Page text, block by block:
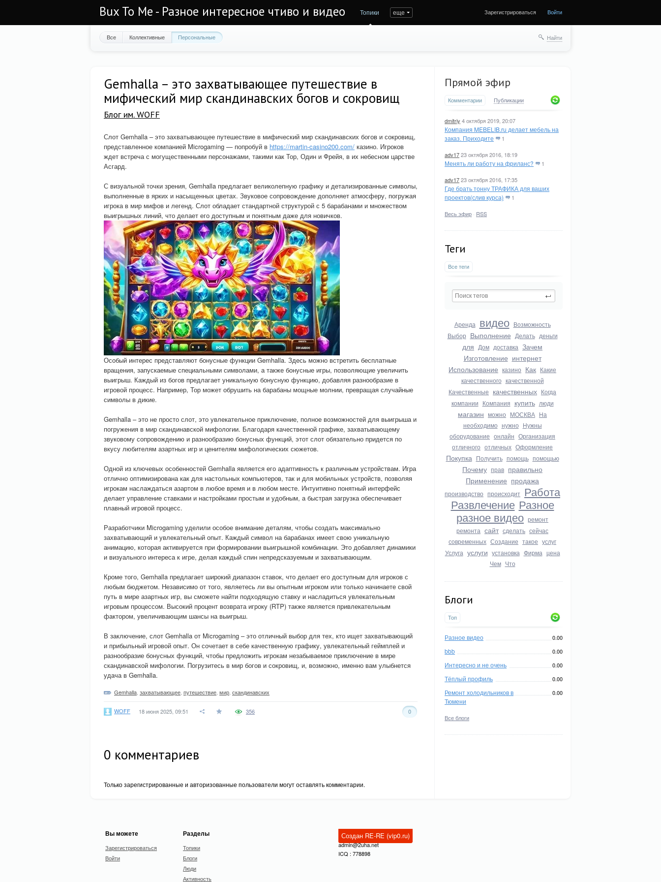
Bux To Me - Разное интересное чтиво и видео Топики еще Зарегистрироваться Войти
Все Коллективные Персональные Найти
Прямой эфир
Комментарии Публикации
dmitriy 4 октября 2019, 20:07
Компания MEBELIB.ru делает мебель на
заказ. Приходите
1
adv1723 октября 2016, 18:19
Менять ли работу на фриланс? 1
adv1723 октября 2016, 17:35
Где брать тонну ТРАФИКА для ваших
проектов(слив курса)
1
Весь эфир · RSS
Теги
Все теги
Аренда видео Возможность
Выбор Выполнение Делать деньги
для Дом доставка Зачем
Изготовление интернет
Использование казино Как Какие
качественного качественной
Качественные качественных Когда
компании Компания купить люди
магазин можно МОСКВА На
необходимо нужно Нужны
оборудование онлайн Организация
отличного отличных Оформление
Покупка Получить помощь помощью
Почему прав правильно
Применение продажа
производство происходит Работа
Развлечение Разное
разное видео ремонт
ремонта сайт сделать сейчас
современных Создание такое услуг
Услуга услуги установка Фирма цена
Чем Что
Блоги
Топ
Разное видео 0.00
bbb 0.00
Интересно и не очень 0.00
Тёплый профиль 0.00
Ремонт холодильников в
Тюмени
0.00
Все блоги
Gemhalla – это захватывающее путешествие в
мифический мир скандинавских богов и сокровищ
Блог им. WOFF
Слот Gemhalla – это захватывающее путешествие в мифический мир скандинавских богов и сокровищ,
представленное компанией Microgaming — попробуй в https://martin-casino200.com/ казино. Игроков
ждет встреча с могущественными персонажами, такими как Тор, Один и Фрейя, в их небесном царстве
Асгард.
С визуальной точки зрения, Gemhalla предлагает великолепную графику и детализированные символы,
выполненные в ярких и насыщенных цветах. Звуковое сопровождение дополняет атмосферу, погружая
игрока в мир мифов и легенд. Слот обладает стандартной структурой с 5 барабанами и множеством
выигрышных линий, что делает его доступным и понятным даже для новичков.
Особый интерес представляют бонусные функции Gemhalla. Здесь можно встретить бесплатные
вращения, запускаемые специальными символами, а также бонусные игры, позволяющие увеличить
выигрыш. Каждый из богов предлагает уникальную бонусную функцию, добавляя разнообразие в
игровой процесс. Например, Тор может обрушить на барабаны мощные молнии, превращая случайные
символы в дикие.
Gemhalla – это не просто слот, это увлекательное приключение, полное возможностей для выигрыша и
погружения в мир скандинавской мифологии. Благодаря качественной графике, захватывающему
звуковому сопровождению и разнообразию бонусных функций, этот слот обязательно придется по
вкусу любителям азартных игр и ценителям мифологических сюжетов.
Одной из ключевых особенностей Gemhalla является его адаптивность к различным устройствам. Игра
отлично оптимизирована как для настольных компьютеров, так и для мобильных устройств, позволяя
игрокам наслаждаться азартом в любое время и в любом месте. Интуитивно понятный интерфейс
делает управление ставками и настройками простым и удобным, а быстрая загрузка обеспечивает
плавный игровой процесс.
Разработчики Microgaming уделили особое внимание деталям, чтобы создать максимально
захватывающий и увлекательный опыт. Каждый символ на барабанах имеет свою уникальную
анимацию, которая активируется при формировании выигрышной комбинации. Это добавляет динамики
и визуального интереса к игре, делая каждый спин непредсказуемым и захватывающим.
Кроме того, Gemhalla предлагает широкий диапазон ставок, что делает его доступным для игроков с
любым бюджетом. Независимо от того, являетесь ли вы опытным игроком или только начинаете свой
путь в мире азартных игр, вы сможете найти подходящую ставку и насладиться увлекательным
игровым процессом. Высокий процент возврата игроку (RTP) также является привлекательным
фактором, увеличивающим шансы на выигрыш.
В заключение, слот Gemhalla от Microgaming – это отличный выбор для тех, кто ищет захватывающий
и прибыльный игровой опыт. Он сочетает в себе качественную графику, увлекательный геймплей и
разнообразие бонусных функций, чтобы предложить игрокам незабываемое приключение в мире
скандинавской мифологии. Погрузитесь в мир богов и сокровищ, и, возможно, именно вам улыбнется
удача в Gemhalla.
Gemhalla захватывающее путешествие мир скандинавских
WOFF 18 июня 2025, 09:51 0
356
0 комментариев
Только зарегистрированные и авторизованные пользователи могут оставлять комментарии.
Вы можете
Зарегистрироваться
Войти
Разделы
Топики
Блоги
Люди
Активность
Создан RE-RE (vip0.ru)
admin@2uha.net
ICQ : 778898